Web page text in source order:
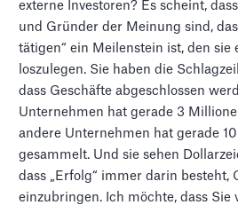
externe Investoren? Es scheint,
und Gründer der Meinung sind,
tätigen“ ein Meilenstein ist, den sie
loszulegen. Sie haben die
dass Geschäfte abgeschlossen
Unternehmen hat gerade 3
andere Unternehmen hat gerade
gesammelt. Und sie sehen
dass „Erfolg“ immer darin besteht,
einzubringen. Ich möchte, dass Sie